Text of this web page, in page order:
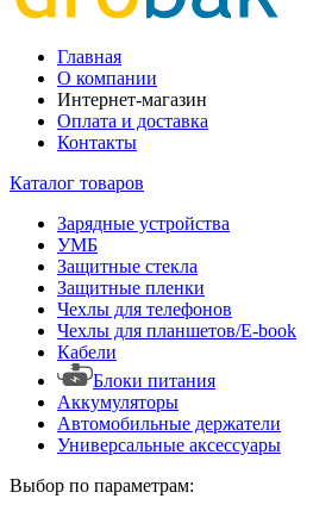
Главная
О компании
Интернет-магазин
Оплата и доставка
Контакты
Каталог товаров
Зарядные устройства
УМБ
Защитные стекла
Защитные пленки
Чехлы для телефонов
Чехлы для планшетов/E-book
Кабели
Блоки питания
Аккумуляторы
Автомобильные держатели
Универсальные аксессуары
Выбор по параметрам: